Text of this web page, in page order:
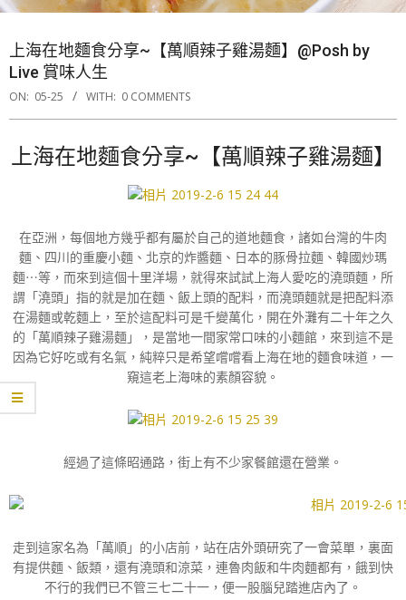
上海在地麵食分享~【萬順辣子雞湯麵】@Posh by
Live 賞味人生
ON: 05-25 WITH: 0 COMMENTS
上海在地麵食分享~【萬順辣子雞湯麵】
在亞洲，每個地方幾乎都有屬於自己的道地麵食，諸如台灣的牛肉
麵、四川的重慶小麵、北京的炸醬麵、日本的豚骨拉麵、韓國炒瑪
麵⋯等，而來到這個十里洋場，就得來試試上海人愛吃的澆頭麵，所
謂「澆頭」指的就是加在麵、飯上頭的配料，而澆頭麵就是把配料添
在湯麵或乾麵上，至於這配料可是千變萬化，開在外灘有二十年之久
的「萬順辣子雞湯麵」，是當地一間家常口味的小麵館，來到這不是
因為它好吃或有名氣，純粹只是希望嚐嚐看上海在地的麵食味道，一
窺這老上海味的素顏容貌。
經過了這條昭通路，街上有不少家餐館還在營業。
走到這家名為「萬順」的小店前，站在店外頭研究了一會菜單，裏面
有提供麵、飯類，還有澆頭和涼菜，連魯肉飯和牛肉麵都有，餓到快
不行的我們已不管三七二十一，便一股腦兒踏進店內了。